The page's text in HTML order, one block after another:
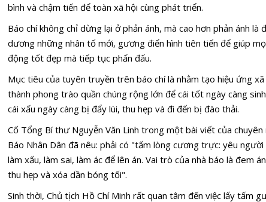
bình và chậm tiến để toàn xã hội cùng phát triển.
Báo chí không chỉ dừng lại ở phản ánh, mà cao hơn phản ánh
dương những nhân tố mới, gương điển hình tiên tiến để giúp
động tốt đẹp mà tiếp tục phấn đấu.
Mục tiêu của tuyên truyền trên báo chí là nhằm tạo hiệu ứng
thành phong trào quần chúng rộng lớn để cái tốt ngày càng
cái xấu ngày càng bị đẩy lùi, thu hẹp và đi đến bị đào thải.
Cố Tổng Bí thư Nguyễn Văn Linh trong một bài viết của chuyên
Báo Nhân Dân đã nêu: phải có "tấm lòng cương trực: yêu
làm xấu, làm sai, làm ác để lên án. Vai trò của nhà báo là đem
thu hẹp và xóa dần bóng tối".
Sinh thời, Chủ tịch Hồ Chí Minh rất quan tâm đến việc lấy tấm